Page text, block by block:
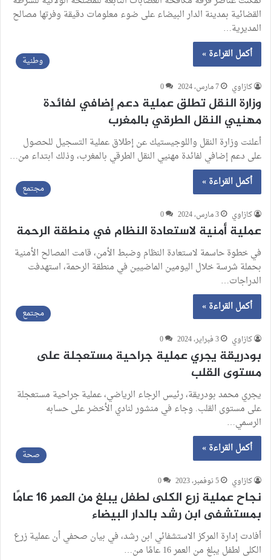
القضائية بمدينة الدار البيضاء على ضوء معلومات دقيقة وفرتها مصالح
المديرية…
أكمل القراءة »
وطنية
كازاوي 7 مارس، 2024 0
وزارة النقل تطلق عملية دعم إضافي لفائدة
مهنيي النقل الطرقي بالمغرب
أعلنت وزارة النقل واللوجيستيك عن إطلاق عملية التسجيل للحصول
على دعم إضافي لفائدة مهنيي النقل الطرقي بالمغرب، وذلك ابتداء من…
أكمل القراءة »
مجتمع
كازاوي 3 مارس، 2024 0
عملية أمنية لاستعادة النظام في منطقة الرحمة
في خطوة حاسمة لاستعادة النظام وضبط الأمن، قامت المصالح الأمنية
بحملة شرسة خلال اليومين الماضيين في منطقة الرحمة، استهدفت
الدراجات…
أكمل القراءة »
مجتمع
كازاوي 3 فبراير، 2024 0
بودريقة يجري عملية جراحية مستعجلة على
مستوى القلب
يجري محمد بودريقة، رئيس الرجاء الرياضي، عملية جراحية مستعجلة
على مستوى القلب. وجاء في منشور لنادي الأخضر على حسابه
الرسمي…
أكمل القراءة »
صحة
كازاوي 5 نوفمبر، 2023 0
نجاح عملية زرع الكلى لطفل يبلغ من العمر 16 عامًا
بمستشفى ابن رشد بالدار البيضاء
أفادت إدارة المركز الاستشفائي ابن رشد، في بيان صحفي أن عملية زرع
الكلى لطفل يبلغ من العمر 16 عامًا من…